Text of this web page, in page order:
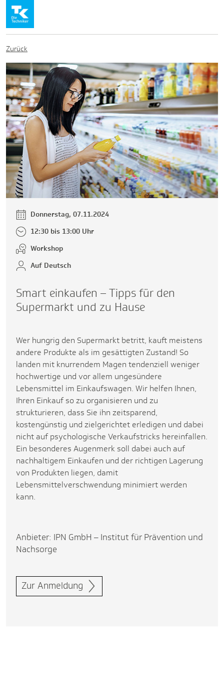
Zurück
Donnerstag, 07.11.2024
12:30 bis 13:00 Uhr
Workshop
Auf Deutsch
Smart einkaufen – Tipps für den
Supermarkt und zu Hause
Wer hungrig den Supermarkt betritt, kauft meistens
andere Produkte als im gesättigten Zustand! So
landen mit knurrendem Magen tendenziell weniger
hochwertige und vor allem ungesündere
Lebensmittel im Einkaufswagen. Wir helfen Ihnen,
Ihren Einkauf so zu organisieren und zu
strukturieren, dass Sie ihn zeitsparend,
kostengünstig und zielgerichtet erledigen und dabei
nicht auf psychologische Verkaufstricks hereinfallen.
Ein besonderes Augenmerk soll dabei auch auf
nachhaltigem Einkaufen und der richtigen Lagerung
von Produkten liegen, damit
Lebensmittelverschwendung minimiert werden
kann.
Anbieter: IPN GmbH – Institut für Prävention und
Nachsorge
Zur Anmeldung